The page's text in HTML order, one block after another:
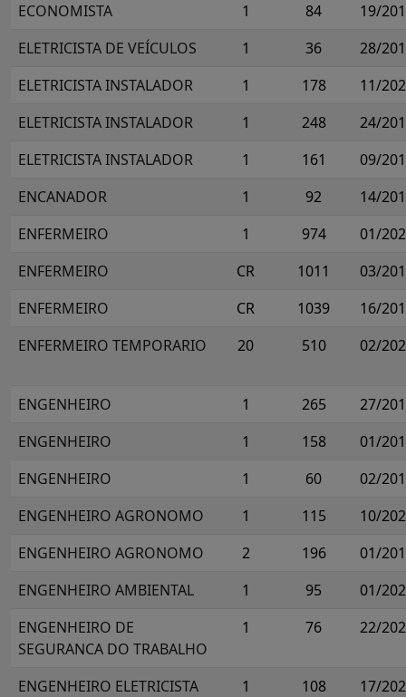
ECONOMISTA
1 84
19/
ELETRICISTA DE VEÍCULOS
1 36
28/
ELETRICISTA INSTALADOR
1 178
11/
ELETRICISTA INSTALADOR
1 248
24/
ELETRICISTA INSTALADOR
1 161
09/
ENCANADOR
1 92
14/
ENFERMEIRO
1 974
01/
ENFERMEIRO
CR 1011
03/
ENFERMEIRO
CR 1039
16/
ENFERMEIRO TEMPORARIO
20 510 02/
ENGENHEIRO 1 265
27/
ENGENHEIRO
1 158
01/
ENGENHEIRO
1 60
02/
ENGENHEIRO AGRONOMO
1 115
10/
ENGENHEIRO AGRONOMO
2 196
01/
ENGENHEIRO AMBIENTAL
1 95
01/
ENGENHEIRO DE
SEGURANCA DO TRABALHO
1 76 22/
ENGENHEIRO ELETRICISTA 1 108
17/